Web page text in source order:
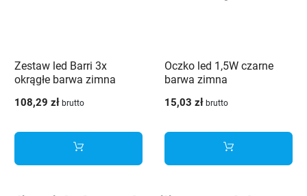
Zestaw led Barri 3x
okrągłe barwa zimna
108,29 zł brutto
Oczko led 1,5W czarne
barwa zimna
15,03 zł brutto